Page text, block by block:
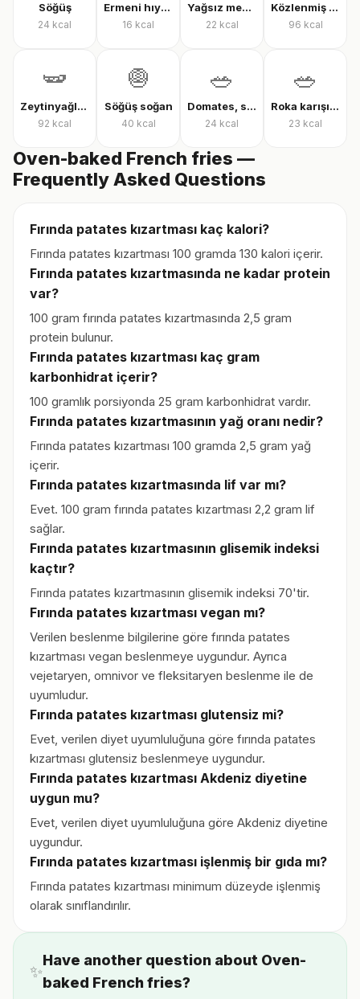
Söğüş
24 kcal
Ermeni hıyarı
16 kcal
Yağsız mevsim salatası
22 kcal
Közlenmiş mısır
96 kcal
🫛
Zeytinyağlı çalı fasulyesi
92 kcal
🧅
Söğüş soğan
40 kcal
🥗
Domates, salatalık ve biber salatası
24 kcal
🥗
Roka karışık yeşillik
23 kcal
Oven-baked French fries —
Frequently Asked Questions
Fırında patates kızartması kaç kalori?
Fırında patates kızartması 100 gramda 130 kalori içerir.
Fırında patates kızartmasında ne kadar protein
var?
100 gram fırında patates kızartmasında 2,5 gram
protein bulunur.
Fırında patates kızartması kaç gram
karbonhidrat içerir?
100 gramlık porsiyonda 25 gram karbonhidrat vardır.
Fırında patates kızartmasının yağ oranı nedir?
Fırında patates kızartması 100 gramda 2,5 gram yağ
içerir.
Fırında patates kızartmasında lif var mı?
Evet. 100 gram fırında patates kızartması 2,2 gram lif
sağlar.
Fırında patates kızartmasının glisemik indeksi
kaçtır?
Fırında patates kızartmasının glisemik indeksi 70'tir.
Fırında patates kızartması vegan mı?
Verilen beslenme bilgilerine göre fırında patates
kızartması vegan beslenmeye uygundur. Ayrıca
vejetaryen, omnivor ve fleksitaryen beslenme ile de
uyumludur.
Fırında patates kızartması glutensiz mi?
Evet, verilen diyet uyumluluğuna göre fırında patates
kızartması glutensiz beslenmeye uygundur.
Fırında patates kızartması Akdeniz diyetine
uygun mu?
Evet, verilen diyet uyumluluğuna göre Akdeniz diyetine
uygundur.
Fırında patates kızartması işlenmiş bir gıda mı?
Fırında patates kızartması minimum düzeyde işlenmiş
olarak sınıflandırılır.
✨
Have another question about Oven-
baked French fries?